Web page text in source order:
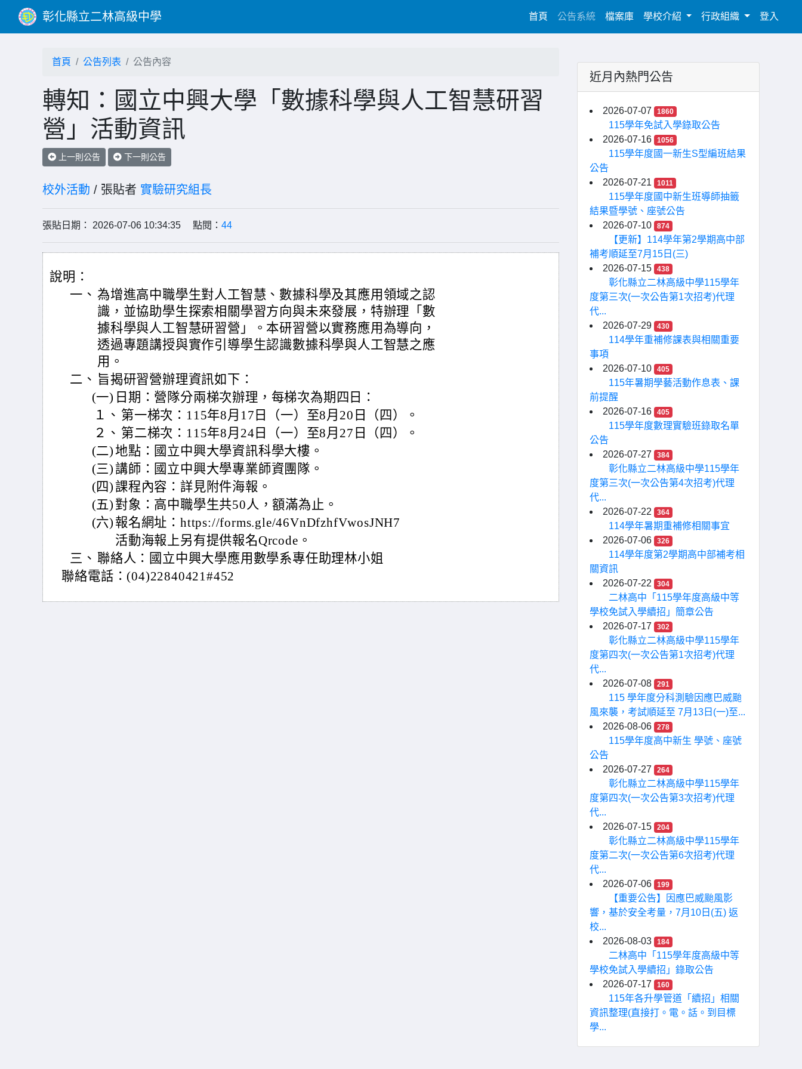
彰化縣立二林高級中學 首頁(current)
公告系統 檔案庫 學校介紹 行政組織 登入
首頁 公告列表 公告內容
轉知：國立中興大學「數據科學與人工智慧研習
營」活動資訊
上一則公告 下一則公告
校外活動 / 張貼者 實驗研究組長
張貼日期： 2026-07-06 10:34:35 點閱： 44
說明：
一、 為增進高中職學生對人工智慧、數據科學及其應用領域之認
識，並協助學生探索相關學習方向與未來發展，特辦理「數
據科學與人工智慧研習營」。本研習營以實務應用為導向，
透過專題講授與實作引導學生認識數據科學與人工智慧之應
用。
二、 旨揭研習營辦理資訊如下：
(一) 日期：營隊分兩梯次辦理，每梯次為期四日：
１、 第一梯次：115年8月17日（一）至8月20日（四）。
２、 第二梯次：115年8月24日（一）至8月27日（四）。
(二)地點：國立中興大學資訊科學大樓。
(三)講師：國立中興大學專業師資團隊。
(四)課程內容：詳見附件海報。
(五) 對象：高中職學生共50人，額滿為止。
(六) 報名網址：https://forms.gle/46VnDfzhfVwosJNH7
活動海報上另有提供報名Qrcode。
三、 聯絡人：國立中興大學應用數學系專任助理林小姐
聯絡電話：(04)22840421#452
近月內熱門公告
2026-07-07 1860
115學年免試入學錄取公告
2026-07-16
1056
115學年度國一新生S型編班結果
公告
2026-07-21
1011
115學年度國中新生班導師抽籤
結果暨學號、座號公告
2026-07-10
874
【更新】114學年第2學期高中部
補考順延至7月15日(三)
2026-07-15
438
彰化縣立二林高級中學115學年
度第三次(一次公告第1次招考)代理
代...
2026-07-29
430
114學年重補修課表與相關重要
事項
2026-07-10
405
115年暑期學藝活動作息表、課
前提醒
2026-07-16
405
115學年度數理實驗班錄取名單
公告
2026-07-27
384
彰化縣立二林高級中學115學年
度第三次(一次公告第4次招考)代理
代...
2026-07-22
364
114學年暑期重補修相關事宜
2026-07-06
326
114學年度第2學期高中部補考相
關資訊
2026-07-22
304
二林高中「115學年度高級中等
學校免試入學續招」簡章公告
2026-07-17
302
彰化縣立二林高級中學115學年
度第四次(一次公告第1次招考)代理
代...
2026-07-08
291
115 學年度分科測驗因應巴威颱
風來襲，考試順延至 7月13日(一)至...
2026-08-06
278
115學年度高中新生 學號、座號
公告
2026-07-27
264
彰化縣立二林高級中學115學年
度第四次(一次公告第3次招考)代理
代...
2026-07-15
204
彰化縣立二林高級中學115學年
度第二次(一次公告第6次招考)代理
代...
2026-07-06
199
【重要公告】因應巴威颱風影
響，基於安全考量，7月10日(五) 返
校...
2026-08-03
184
二林高中「115學年度高級中等
學校免試入學續招」錄取公告
2026-07-17
160
115年各升學管道「續招」相關
資訊整理(直接打。電。話。到目標
學...